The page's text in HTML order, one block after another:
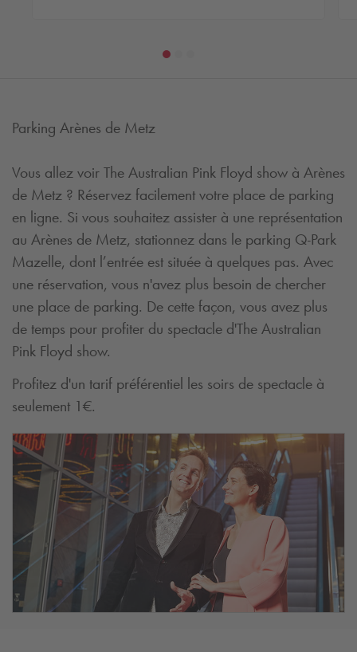
Parking Arènes de Metz
Vous allez voir The Australian Pink Floyd show à Arènes
de Metz ? Réservez facilement votre place de parking
en ligne. Si vous souhaitez assister à une représentation
au Arènes de Metz, stationnez dans le parking Q-Park
Mazelle, dont l’entrée est située à quelques pas. Avec
une réservation, vous n'avez plus besoin de chercher
une place de parking. De cette façon, vous avez plus
de temps pour profiter du spectacle d'The Australian
Pink Floyd show.
Profitez d'un tarif préférentiel les soirs de spectacle à
seulement 1€.